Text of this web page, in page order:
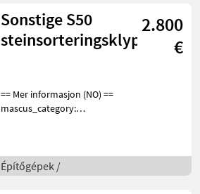
Sonstige S50
steinsorteringsklype
2.800
€
== Mer informasjon (NO) ==
mascus_category:
See
en.landbrukssalg.no/9467
Építőgépek /